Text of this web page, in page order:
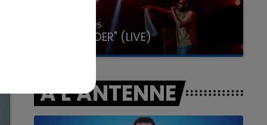
31 janvier 2025
GIMS "SPIDER" (LIVE)
A L'ANTENNE